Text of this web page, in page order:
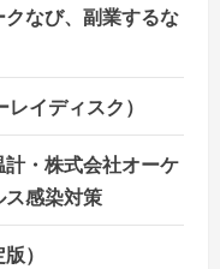
クなび、副業するな
イディスク）
計・株式会社オーケ
感染対策
）